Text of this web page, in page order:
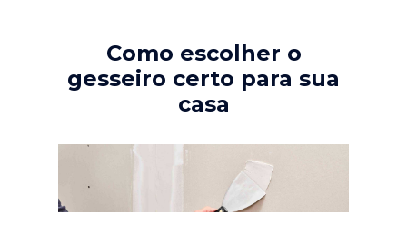
Como escolher o
gesseiro certo para sua
casa